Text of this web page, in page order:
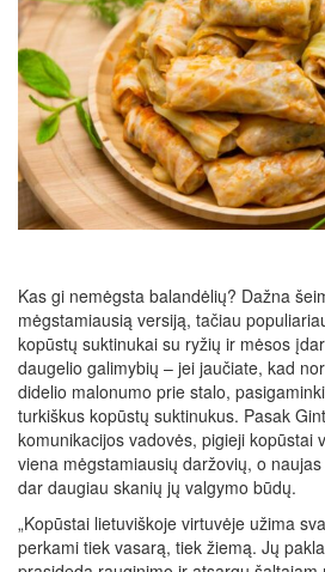
Kas gi nemėgsta balandėlių? Dažna
mėgstamiausią versiją, tačiau
kopūstų suktinukai su ryžių ir mėsos
daugelio galimybių – jei jaučiate, kad
didelio malonumo prie stalo,
turkiškus kopūstų suktinukus. Pasak
komunikacijos vadovės, pigieji kopūstai
viena mėgstamiausių daržovių, o
dar daugiau skanių jų valgymo būdų.
„Kopūstai lietuviškoje virtuvėje užima
perkami tiek vasarą, tiek žiemą. Jų